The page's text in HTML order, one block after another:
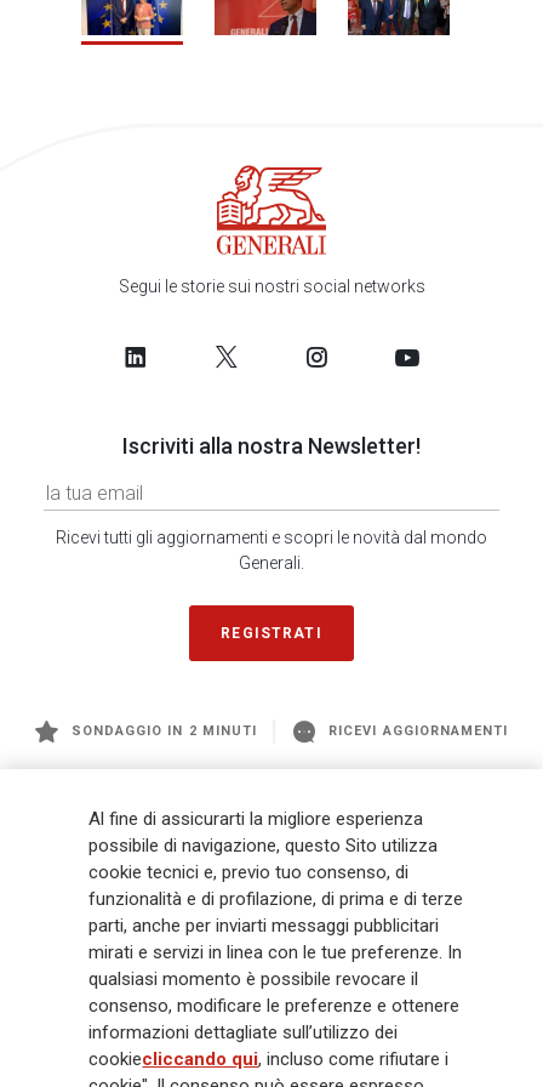
Segui le storie sui nostri social networks
Iscriviti alla nostra Newsletter!
Ricevi tutti gli aggiornamenti e scopri le novità dal mondo
Generali.
REGISTRATI
SONDAGGIO IN 2 MINUTI RICEVI AGGIORNAMENTI
management a livello globale, con premi complessivi pari a € 98,1
miliardi e € 900 miliardi di AUM nel 2025. Fondato nel 1831, con oltre 88
mila dipendenti e 163 mila agenti che servono 75 milioni di clienti, il
Gruppo ha una posizione di leadership in Europa e una presenza
crescente in Asia e America. Al centro della strategia di Generali c'è il suo
impegno Lifetime Partner verso i clienti, realizzato attraverso soluzioni
innovative e personalizzate, un'esperienza cliente di prima classe e le sue
capacità di distribuzione globale digitalizzata. Il Gruppo ha
completamente integrato la sostenibilità in tutte le scelte strategiche, con
l'obiettivo di creare valore per tutti gli stakeholder mentre costruisce una
società più equa e resiliente.
Al fine di assicurarti la migliore esperienza
possibile di navigazione, questo Sito utilizza
cookie tecnici e, previo tuo consenso, di
funzionalità e di profilazione, di prima e di terze
parti, anche per inviarti messaggi pubblicitari
mirati e servizi in linea con le tue preferenze. In
qualsiasi momento è possibile revocare il
consenso, modificare le preferenze e ottenere
informazioni dettagliate sull’utilizzo dei
cookiecliccando qui, incluso come rifiutare i